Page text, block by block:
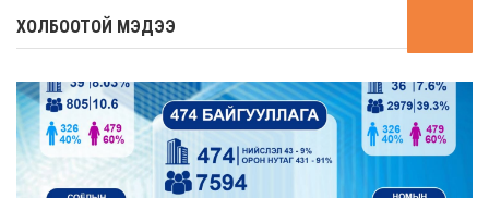
ХОЛБООТОЙ МЭДЭЭ